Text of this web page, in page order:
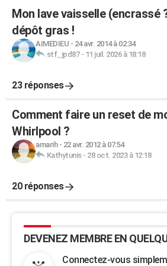
Mon lave vaisselle (encrassé
dépôt gras !
AIMEDIEU - 24 avr. 2014 à 02:34
stf_jpd87- 11 juil. 2026 à 18:18
23 réponses
Comment faire un reset de
Whirlpool ?
amarih- 22 avr. 2012 à 07:54
Kathytunis- 28 oct. 2023 à 12:18
20 réponses
DEVENEZ MEMBRE EN
Connectez-vous